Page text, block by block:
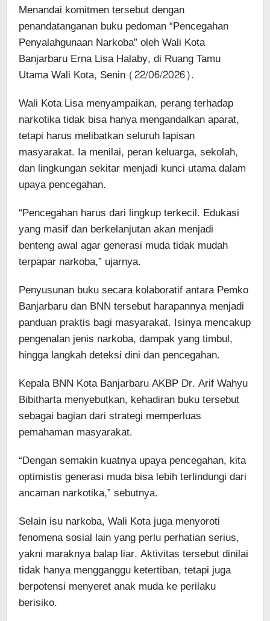
Menandai komitmen tersebut dengan
penandatanganan buku pedoman “Pencegahan
Penyalahgunaan Narkoba” oleh Wali Kota
Banjarbaru Erna Lisa Halaby, di Ruang Tamu
Utama Wali Kota, Senin (22/06/2026).
Wali Kota Lisa menyampaikan, perang terhadap
narkotika tidak bisa hanya mengandalkan aparat,
tetapi harus melibatkan seluruh lapisan
masyarakat. Ia menilai, peran keluarga, sekolah,
dan lingkungan sekitar menjadi kunci utama dalam
upaya pencegahan.
“Pencegahan harus dari lingkup terkecil. Edukasi
yang masif dan berkelanjutan akan menjadi
benteng awal agar generasi muda tidak mudah
terpapar narkoba,” ujarnya.
Penyusunan buku secara kolaboratif antara Pemko
Banjarbaru dan BNN tersebut harapannya menjadi
panduan praktis bagi masyarakat. Isinya mencakup
pengenalan jenis narkoba, dampak yang timbul,
hingga langkah deteksi dini dan pencegahan.
Kepala BNN Kota Banjarbaru AKBP Dr. Arif Wahyu
Bibitharta menyebutkan, kehadiran buku tersebut
sebagai bagian dari strategi memperluas
pemahaman masyarakat.
“Dengan semakin kuatnya upaya pencegahan, kita
optimistis generasi muda bisa lebih terlindungi dari
ancaman narkotika,” sebutnya.
Selain isu narkoba, Wali Kota juga menyoroti
fenomena sosial lain yang perlu perhatian serius,
yakni maraknya balap liar. Aktivitas tersebut dinilai
tidak hanya mengganggu ketertiban, tetapi juga
berpotensi menyeret anak muda ke perilaku
berisiko.